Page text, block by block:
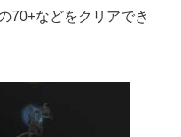
70+などをクリアでき